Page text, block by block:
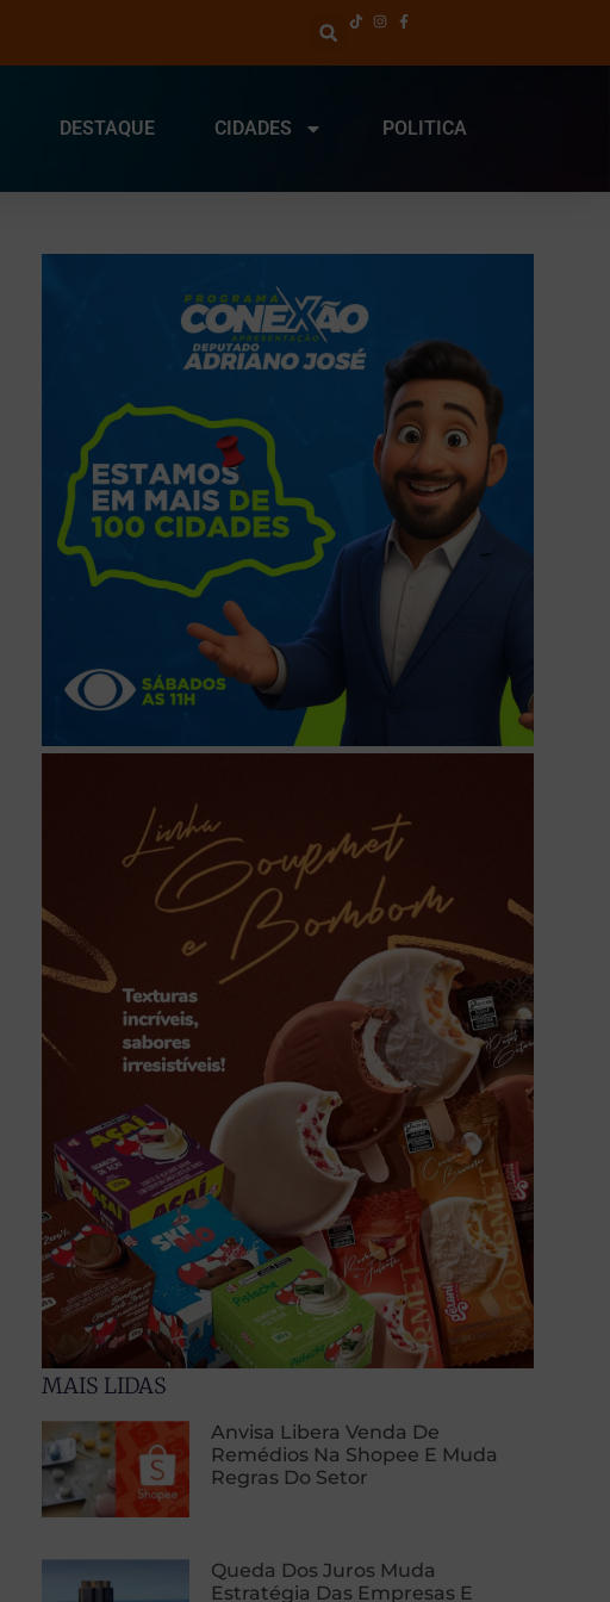
DESTAQUE CIDADES POLITICA
MAIS LIDAS
Anvisa Libera Venda De
Remédios Na Shopee E Muda
Regras Do Setor
Queda Dos Juros Muda
Estratégia Das Empresas E